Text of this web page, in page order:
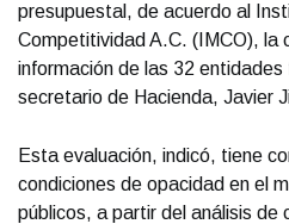
presupuestal, de acuerdo al
Competitividad A.C. (IMCO), la
información de las 32
secretario de Hacienda, Javier
Esta evaluación, indicó, tiene
condiciones de opacidad en el
públicos, a partir del análisis de